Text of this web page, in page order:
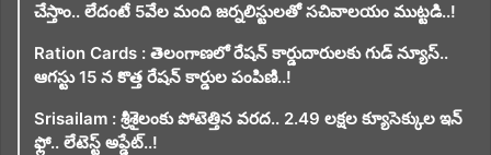
చేస్తాం.. లేదంటే 5వేల మంది జర్నలిస్టులతో సచివాలయం ముట్టడి..!
Ration Cards : తెలంగాణలో రేషన్ కార్డుదారులకు గుడ్ న్యూస్..
ఆగస్టు 15 న కొత్త రేషన్ కార్డుల పంపిణి..!
Srisailam : శ్రీశైలంకు పోటెత్తిన వరద.. 2.49 లక్షల క్యూసెక్కుల ఇన్
ఫ్లో.. లేటెస్ట్ అప్డేట్..!